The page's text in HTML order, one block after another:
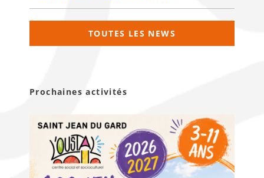
TOUTES LES NEWS
Prochaines activités